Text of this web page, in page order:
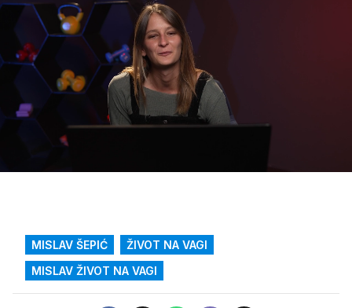
zvuk
MISLAV ŠEPIĆ
ŽIVOT NA VAGI
MISLAV ŽIVOT NA VAGI